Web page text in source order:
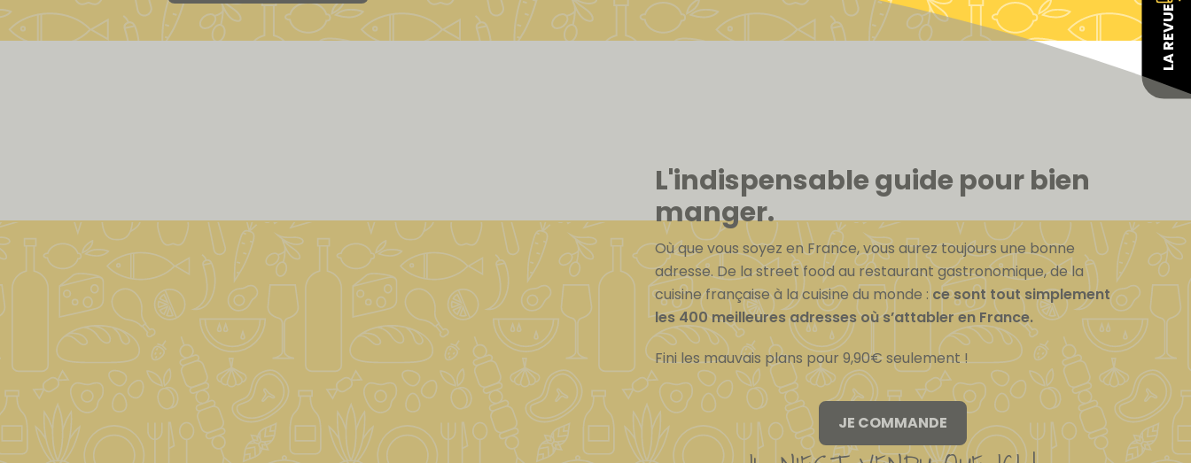
L'indispensable guide pour bien
manger.
Où que vous soyez en France, vous aurez toujours une bonne
adresse. De la street food au restaurant gastronomique, de la
cuisine française à la cuisine du monde : ce sont tout simplement
les 400 meilleures adresses où s’attabler en France.
Fini les mauvais plans pour 9,90€ seulement !
JE COMMANDE
LA REVUE